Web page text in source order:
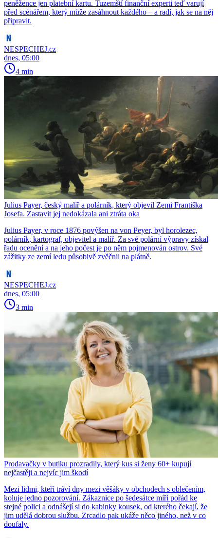
peněžence jen platební kartu. Tuzemští finanční experti teď varují
před scénářem, který může zasáhnout každého – a radí, jak se na něj
připravit.
NESPECHEJ.cz
dnes, 05:00
4 min
Julius Payer, český malíř a polárník, který objevil Zemi Františka
Josefa. Zastavit jej nedokázala ani ztráta oka
Julius Payer, v roce 1876 povýšen na von Peyer, byl horolezec,
polárník, kartograf, objevitel a malíř. Za své polární výpravy získal
řadu ocenění a na jeho počest je po něm pojmenován ostrov. Své
zážitky ze zemí ledu působivě zvěčnil na plátně.
NESPECHEJ.cz
dnes, 05:00
3 min
Prodavačky v butiku prozradily, který kus si ženy 60+ kupují
nejčastěji a nejvíc jim škodí
Mezi lidmi, kteří tráví dny mezi věšáky v obchodech s oblečením,
koluje jedno pozorování. Zákaznice po šedesátce míří pořád ke
stejné polici a odnášejí si do kabinky kousek, od kterého čekají, že
jim udělá dobrou službu. Zrcadlo pak ukáže něco jiného, než v co
doufaly.